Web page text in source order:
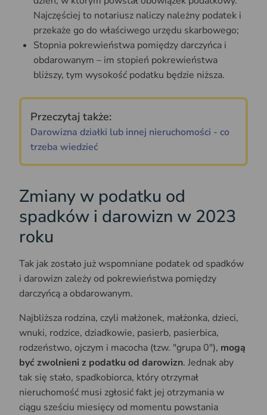
Najczęściej to notariusz naliczy należny podatek i
przekaże go do właściwego urzędu skarbowego;
Stopnia pokrewieństwa pomiędzy darczyńca i
obdarowanym – im stopień pokrewieństwa
bliższy, tym wysokość podatku będzie niższa.
Przeczytaj także:
Darowizna działki lub innej nieruchomości - co
trzeba wiedzieć
Zmiany w podatku od
spadków i darowizn w 2023
roku
Tak jak zostało już wspomniane podatek od spadków
i darowizn zależy od pokrewieństwa pomiędzy
darczyńcą a obdarowanym.
Najbliższa rodzina, czyli małżonek, małżonka, dzieci,
wnuki, rodzice, dziadkowie, pasierb, pasierbica,
rodzeństwo, ojczym i macocha (tzw. "grupa 0"), mogą
być zwolnieni z podatku od darowizn. Jednak aby
tak się stało, spadkobiorca, który otrzymał
nieruchomość musi zgłosić fakt jej otrzymania w
ciągu sześciu miesięcy od momentu powstania